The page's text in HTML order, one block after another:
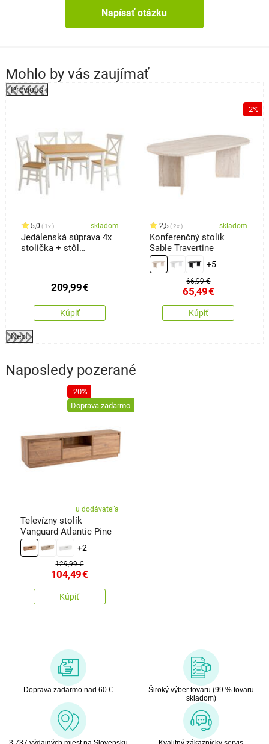
Napísať otázku
Mohlo by vás zaujímať
Previous
5,0 1x skladom
Jedálenská súprava 4x
stolička + stôl
209,99€
Kúpiť
-2%
2,5 2x skladom
Konferenčný stolík
Sable Travertine
+5
66,99 €
65,49€
Kúpiť
Next
Naposledy pozerané
-20%
Doprava zadarmo
u dodávateľa
Televízny stolík
Vanguard Atlantic Pine
+2
129,99 €
104,49€
Kúpiť
Doprava zadarmo nad 60 €
Široký výber tovaru (99 % tovaru
skladom)